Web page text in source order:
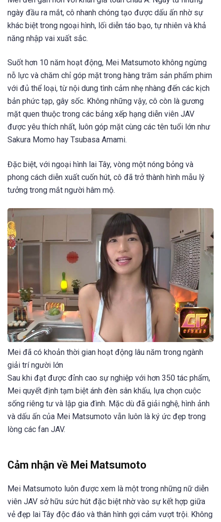
ngày đầu ra mắt, cô nhanh chóng tạo được dấu ấn nhờ sự
khác biệt trong ngoại hình, lối diễn táo bạo, tự nhiên và khả
năng nhập vai xuất sắc.
Suốt hơn 10 năm hoạt động, Mei Matsumoto không ngừng
nỗ lực và chăm chỉ góp mặt trong hàng trăm sản phẩm phim
với đủ thể loại, từ nội dung tình cảm nhẹ nhàng đến các kịch
bản phức tạp, gây sốc. Không những vậy, cô còn là gương
mặt quen thuộc trong các bảng xếp hạng diễn viên JAV
được yêu thích nhất, luôn góp mặt cùng các tên tuổi lớn như
Sakura Momo hay Tsubasa Amami.
Đặc biệt, với ngoại hình lai Tây, vòng một nóng bỏng và
phong cách diễn xuất cuốn hút, cô đã trở thành hình mẫu lý
tưởng trong mắt người hâm mộ.
Mei đã có khoản thời gian hoạt động lâu năm trong ngành
giải trí người lớn
Sau khi đạt được đỉnh cao sự nghiệp với hơn 350 tác phẩm,
Mei quyết định tạm biệt ánh đèn sân khấu, lựa chọn cuộc
sống riêng tư và lập gia đình. Mặc dù đã giải nghệ, hình ảnh
và dấu ấn của Mei Matsumoto vẫn luôn là ký ức đẹp trong
lòng các fan JAV.
Cảm nhận về Mei Matsumoto
Mei Matsumoto luôn được xem là một trong những nữ diễn
viên JAV sở hữu sức hút đặc biệt nhờ vào sự kết hợp giữa
vẻ đẹp lai Tây độc đáo và thân hình gợi cảm vượt trội. Không